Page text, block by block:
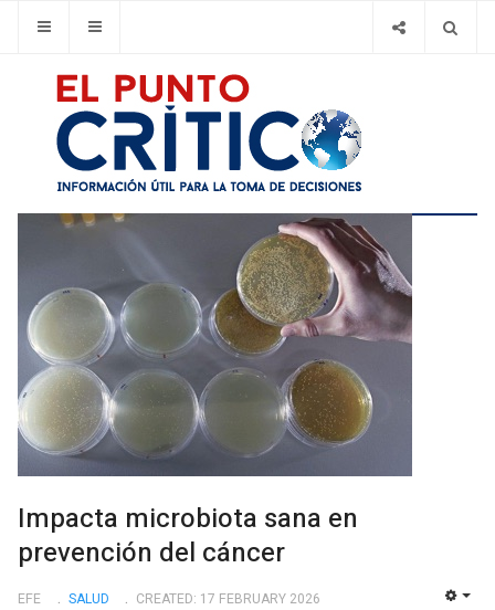
Impacta microbiota sana en
prevención del cáncer
EFE SALUD CREATED: 17 FEBRUARY 2026